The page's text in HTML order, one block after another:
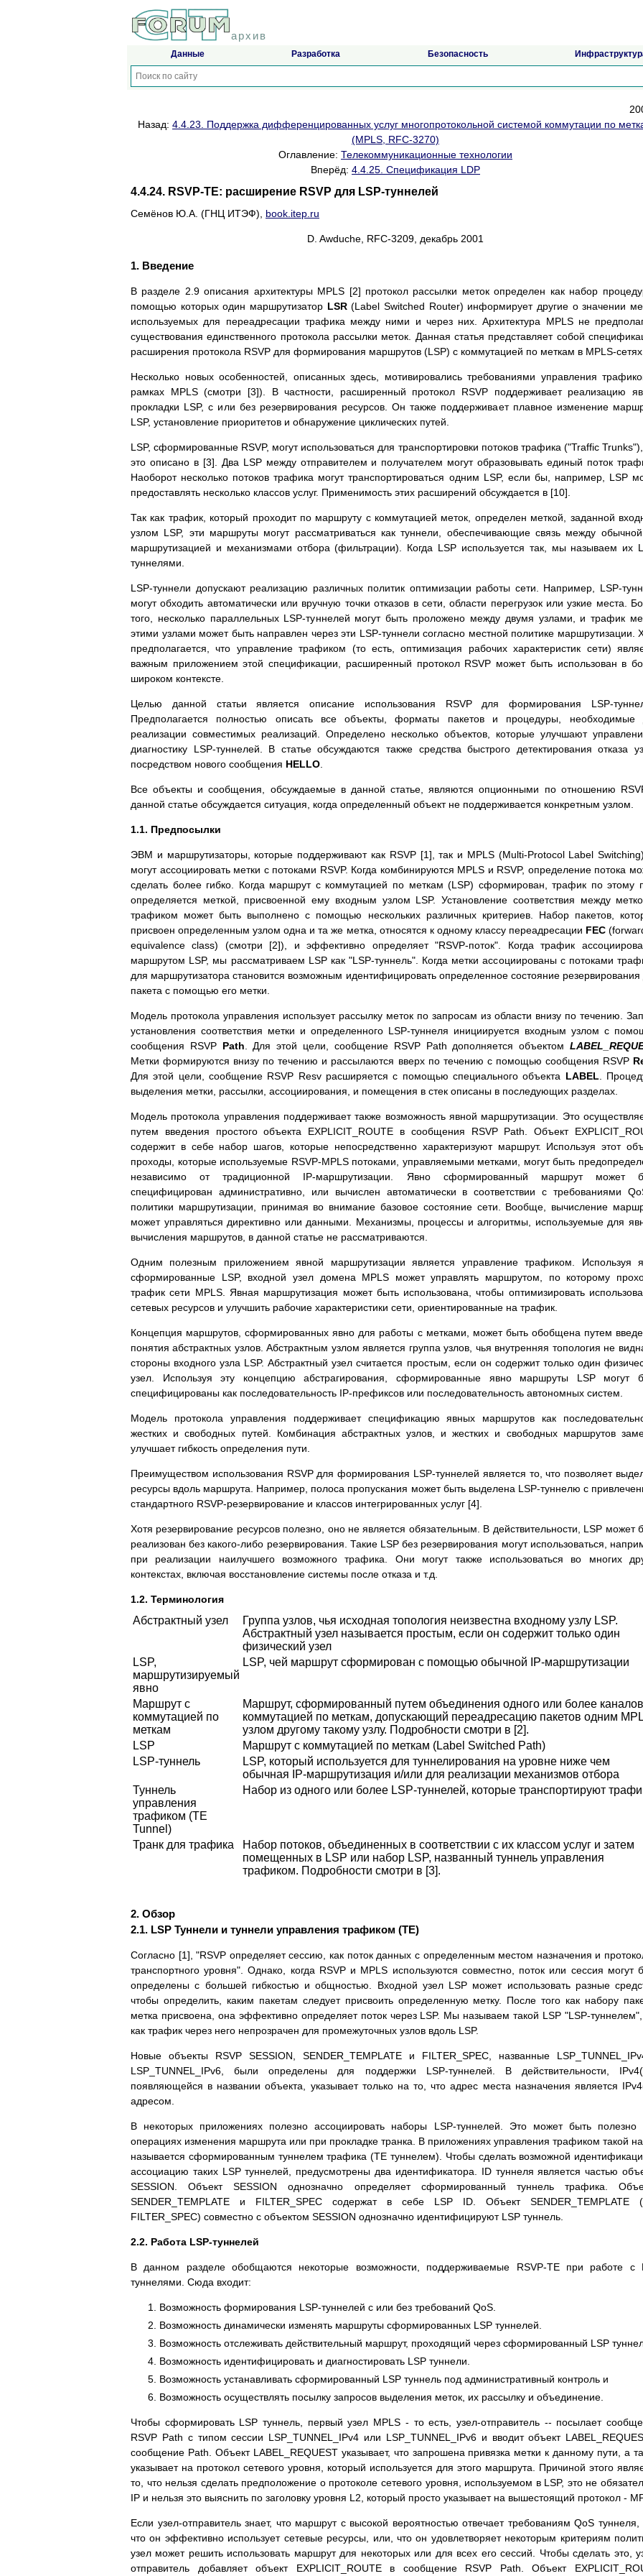
архив
Данные Разработка Безопасность
Назад: 4.4.23. Поддержка дифференцированных услуг многопротокольной системой коммутации по
(MPLS, RFC-3270)
Оглавление: Телекоммуникационные технологии
Вперёд: 4.4.25. Спецификация LDP
4.4.24. RSVP-TE: расширение RSVP для LSP-туннелей
Семёнов Ю.А. (ГНЦ ИТЭФ), book.itep.ru
D. Awduche, RFC-3209, декабрь 2001
1. Введение
В разделе 2.9 описания архитектуры MPLS [2] протокол рассылки меток определен как набор
помощью которых один маршрутизатор LSR(Label Switched Router) информирует другие о значении
используемых для переадресации трафика между ними и через них. Архитектура MPLS не
существования единственного протокола рассылки меток. Данная статья представляет собой
расширения протокола RSVP для формирования маршрутов (LSP) с коммутацией по меткам в MPLS-сетях.
Несколько новых особенностей, описанных здесь, мотивировались требованиями управления
рамках MPLS (смотри [3]). В частности, расширенный протокол RSVP поддерживает реализацию
прокладки LSP, с или без резервирования ресурсов. Он также поддерживает плавное изменение
LSP, установление приоритетов и обнаружение циклических путей.
LSP, сформированные RSVP, могут использоваться для транспортировки потоков трафика ("Traffic
это описано в [3]. Два LSP между отправителем и получателем могут образовывать единый поток
Наоборот несколько потоков трафика могут транспортироваться одним LSP, если бы, например, LSP
предоставлять несколько классов услуг. Применимость этих расширений обсуждается в [10].
Так как трафик, который проходит по маршруту с коммутацией меток, определен меткой, заданной
узлом LSP, эти маршруты могут рассматриваться как туннели, обеспечивающие связь между
маршрутизацией и механизмами отбора (фильтрации). Когда LSP используется так, мы называем их
туннелями.
LSP-туннели допускают реализацию различных политик оптимизации работы сети. Например, LSP-
могут обходить автоматически или вручную точки отказов в сети, области перегрузок или узкие места.
того, несколько параллельных LSP-туннелей могут быть проложено между двумя узлами, и трафик
этими узлами может быть направлен через эти LSP-туннели согласно местной политике маршрутизации.
предполагается, что управление трафиком (то есть, оптимизация рабочих характеристик сети)
важным приложением этой спецификации, расширенный протокол RSVP может быть использован в
широком контексте.
Целью данной статьи является описание использования RSVP для формирования LSP-
Предполагается полностью описать все объекты, форматы пакетов и процедуры, необходимые
реализации совместимых реализаций. Определено несколько объектов, которые улучшают
диагностику LSP-туннелей. В статье обсуждаются также средства быстрого детектирования отказа
посредством нового сообщения HELLO
Все объекты и сообщения, обсуждаемые в данной статье, являются опционными по отношению
данной статье обсуждается ситуация, когда определенный объект не поддерживается конкретным узлом.
1.1. Предпосылки
ЭВМ и маршрутизаторы, которые поддерживают как RSVP [1], так и MPLS (Multi-Protocol Label
могут ассоциировать метки с потоками RSVP. Когда комбинируются MPLS и RSVP, определение потока
сделать более гибко. Когда маршрут с коммутацией по меткам (LSP) сформирован, трафик по этому
определяется меткой, присвоенной ему входным узлом LSP. Установление соответствия между
трафиком может быть выполнено с помощью нескольких различных критериев. Набор пакетов,
присвоен определенным узлом одна и та же метка, относятся к одному классу переадресации FEC
equivalence class) (смотри [2]), и эффективно определяет "RSVP-поток". Когда трафик
маршрутом LSP, мы рассматриваем LSP как "LSP-туннель". Когда метки ассоциированы с потоками
для маршрутизатора становится возможным идентифицировать определенное состояние резервирования
пакета с помощью его метки.
Модель протокола управления использует рассылку меток по запросам из области внизу по течению.
установления соответствия метки и определенного LSP-туннеля инициируется входным узлом с
сообщения RSVP Path . Для этой цели, сообщение RSVP Path дополняется объектом
Метки формируются внизу по течению и рассылаются вверх по течению с помощью сообщения RSVP
Для этой цели, сообщение RSVP Resv расширяется с помощью специального объекта LABEL .
выделения метки, рассылки, ассоциирования, и помещения в стек описаны в последующих разделах.
Модель протокола управления поддерживает также возможность явной маршрутизации. Это
путем введения простого объекта EXPLICIT_ROUTE в сообщения RSVP Path. Объект
содержит в себе набор шагов, которые непосредственно характеризуют маршрут. Используя этот
проходы, которые используемые RSVP-MPLS потоками, управляемыми метками, могут быть
независимо от традиционной IP-маршрутизации. Явно сформированный маршрут может
специфицирован административно, или вычислен автоматически в соответствии с требованиями
политики маршрутизации, принимая во внимание базовое состояние сети. Вообще, вычисление
может управляться директивно или данными. Механизмы, процессы и алгоритмы, используемые для
вычисления маршрутов, в данной статье не рассматриваются.
Одним полезным приложением явной маршрутизации является управление трафиком. Используя
сформированные LSP, входной узел домена MPLS может управлять маршрутом, по которому
трафик сети MPLS. Явная маршрутизация может быть использована, чтобы оптимизировать
сетевых ресурсов и улучшить рабочие характеристики сети, ориентированные на трафик.
Концепция маршрутов, сформированных явно для работы с метками, может быть обобщена путем
понятия абстрактных узлов. Абстрактным узлом является группа узлов, чья внутренняя топология не
стороны входного узла LSP. Абстрактный узел считается простым, если он содержит только один
узел. Используя эту концепцию абстрагирования, сформированные явно маршруты LSP могут
специфицированы как последовательность IP-префиксов или последовательность автономных систем.
Модель протокола управления поддерживает спецификацию явных маршрутов как
жестких и свободных путей. Комбинация абстрактных узлов, и жестких и свободных маршрутов
улучшает гибкость определения пути.
Преимуществом использования RSVP для формирования LSP-туннелей является то, что позволяет
ресурсы вдоль маршрута. Например, полоса пропускания может быть выделена LSP-туннелю с
стандартного RSVP-резервирование и классов интегрированных услуг [4].
Хотя резервирование ресурсов полезно, оно не является обязательным. В действительности, LSP может
реализован без какого-либо резервирования. Такие LSP без резервирования могут использоваться,
при реализации наилучшего возможного трафика. Они могут также использоваться во многих
контекстах, включая восстановление системы после отказа и т.д.
1.2. Терминология
Абстрактный узел
Группа узлов, чья исходная топология неизвестна входному узлу LSP.
Абстрактный узел называется простым, если он содержит только один
физический узел
LSP,
маршрутизируемый
явно
LSP, чей маршрут сформирован с помощью обычной IP-маршрутизации
Маршрут с
коммутацией по
меткам
Маршрут, сформированный путем объединения одного или более
коммутацией по меткам, допускающий переадресацию пакетов одним
узлом другому такому узлу. Подробности смотри в [2].
LSP
Маршрут с коммутацией по меткам (Label Switched Path)
LSP-туннель
LSP, который используется для туннелирования на уровне ниже чем
обычная IP-маршрутизация и/или для реализации механизмов отбора
Туннель
управления
трафиком (TE
Tunnel)
Набор из одного или более LSP-туннелей, которые транспортируют
Транк для трафика
Набор потоков, объединенных в соответствии с их классом услуг и затем
помещенных в LSP или набор LSP, названный туннель управления
трафиком. Подробности смотри в [3].
2. Обзор
2.1. LSP Туннели и туннели управления трафиком (TE)
Согласно [1], "RSVP определяет сессию, как поток данных с определенным местом назначения и
транспортного уровня". Однако, когда RSVP и MPLS используются совместно, поток или сессия могут
определены с большей гибкостью и общностью. Входной узел LSP может использовать разные
чтобы определить, каким пакетам следует присвоить определенную метку. После того как набору
метка присвоена, она эффективно определяет поток через LSP. Мы называем такой LSP "LSP-туннелем",
как трафик через него непрозрачен для промежуточных узлов вдоль LSP.
Новые объекты RSVP SESSION, SENDER_TEMPLATE и FILTER_SPEC, названные
LSP_TUNNEL_IPv6, были определены для поддержки LSP-туннелей. В действительности,
появляющейся в названии объекта, указывает только на то, что адрес места назначения является
адресом.
В некоторых приложениях полезно ассоциировать наборы LSP-туннелей. Это может быть полезно
операциях изменения маршрута или при прокладке транка. В приложениях управления трафиком такой
называется сформированным туннелем трафика (TE туннелем). Чтобы сделать возможной
ассоциацию таких LSP туннелей, предусмотрены два идентификатора. ID туннеля является частью
SESSION. Объект SESSION однозначно определяет сформированный туннель трафика.
SENDER_TEMPLATE и FILTER_SPEC содержат в себе LSP ID. Объект SENDER_TEMPLATE
FILTER_SPEC) совместно с объектом SESSION однозначно идентифицируют LSP туннель.
2.2. Работа LSP-туннелей
В данном разделе обобщаются некоторые возможности, поддерживаемые RSVP-ТЕ при работе с
туннелями. Сюда входит:
Возможность формирования LSP-туннелей с или без требований QoS.
Возможность динамически изменять маршруты сформированных LSP туннелей.
Возможность отслеживать действительный маршрут, проходящий через сформированный LSP
Возможность идентифицировать и диагностировать LSP туннели.
Возможность устанавливать сформированный LSP туннель под административный контроль и
Возможность осуществлять посылку запросов выделения меток, их рассылку и объединение.
Чтобы сформировать LSP туннель, первый узел MPLS - то есть, узел-отправитель -- посылает
RSVP Path с типом сессии LSP_TUNNEL_IPv4 или LSP_TUNNEL_IPv6 и вводит объект
сообщение Path. Объект LABEL_REQUEST указывает, что запрошена привязка метки к данному пути, а
указывает на протокол сетевого уровня, который используется для этого маршрута. Причиной этого
то, что нельзя сделать предположение о протоколе сетевого уровня, используемом в LSP, это не
IP и нельзя это выяснить по заголовку уровня L2, который просто указывает на вышестоящий протокол -
Если узел-отправитель знает, что маршрут с высокой вероятностью отвечает требованиям QoS туннеля,
что он эффективно использует сетевые ресурсы, или, что он удовлетворяет некоторым критериям
узел может решить использовать маршрут для некоторых или для всех его сессий. Чтобы сделать это,
отправитель добавляет объект EXPLICIT_ROUTE в сообщение RSVP Path. Объект